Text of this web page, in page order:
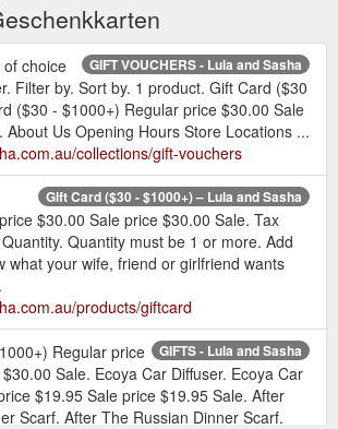
GIFT VOUCHERS - Lula and Sasha
choice
Filter by. Sort by. 1 product. Gift Card ($30
($30 - $1000+) Regular price $30.00 Sale
About Us Opening Hours Store Locations ...
collections/gift-vouchers
Gift Card ($30 - $1000+) – Lula and Sasha
$30.00 Sale price $30.00 Sale. Tax
Quantity must be 1 or more. Add
what your wife, friend or girlfriend wants
products/giftcard
GIFTS - Lula and Sasha
Regular price
Sale. Ecoya Car Diffuser. Ecoya Car
$19.95 Sale price $19.95 Sale. After
Scarf. After The Russian Dinner Scarf.